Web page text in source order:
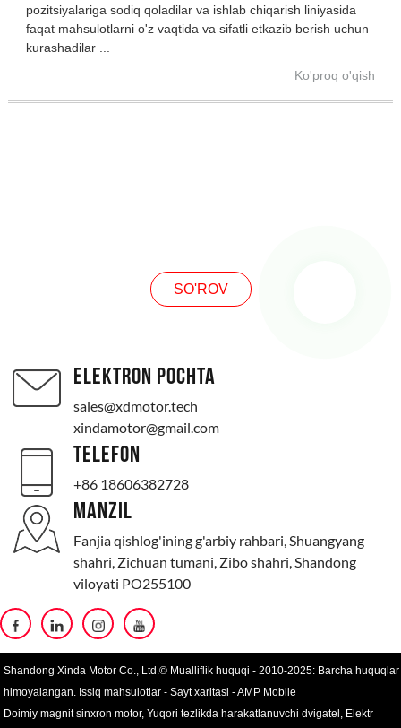
pozitsiyalariga sodiq qoladilar va ishlab chiqarish liniyasida
faqat mahsulotlarni o'z vaqtida va sifatli etkazib berish uchun
kurashadilar ...
Ko'proq o'qish
SO'ROV
ELEKTRON POCHTA
sales@xdmotor.tech
xindamotor@gmail.com
TELEFON
+86 18606382728
MANZIL
Fanjia qishlog'ining g'arbiy rahbari, Shuangyang
shahri, Zichuan tumani, Zibo shahri, Shandong
viloyati PO255100
Shandong Xinda Motor Co., Ltd.© Mualliflik huquqi - 2010-2025: Barcha huquqlar
himoyalangan. Issiq mahsulotlar -Sayt xaritasi -AMP Mobile
Doimiy magnit sinxron motor,Yuqori tezlikda harakatlanuvchi dvigatel , Elektr